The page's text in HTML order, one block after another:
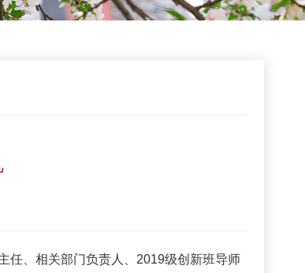
、相关部门负责人、2019级创新班导师